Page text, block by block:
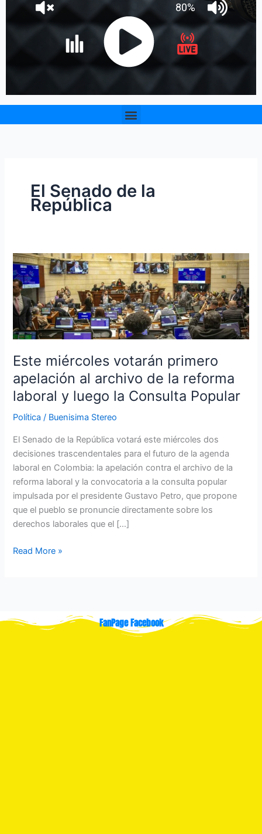
Menu
El Senado de la
República
Este miércoles votarán primero
apelación al archivo de la reforma
laboral y luego la Consulta Popular
Política / Buenisima Stereo
El Senado de la República votará este miércoles dos
decisiones trascendentales para el futuro de la agenda
laboral en Colombia: la apelación contra el archivo de la
reforma laboral y la convocatoria a la consulta popular
impulsada por el presidente Gustavo Petro, que propone
que el pueblo se pronuncie directamente sobre los
derechos laborales que el […]
Este
miércoles
votarán
primero
apelación
al
de
reforma
laboral
y
la
Consulta
Popular
Read More »
FanPage Facebook